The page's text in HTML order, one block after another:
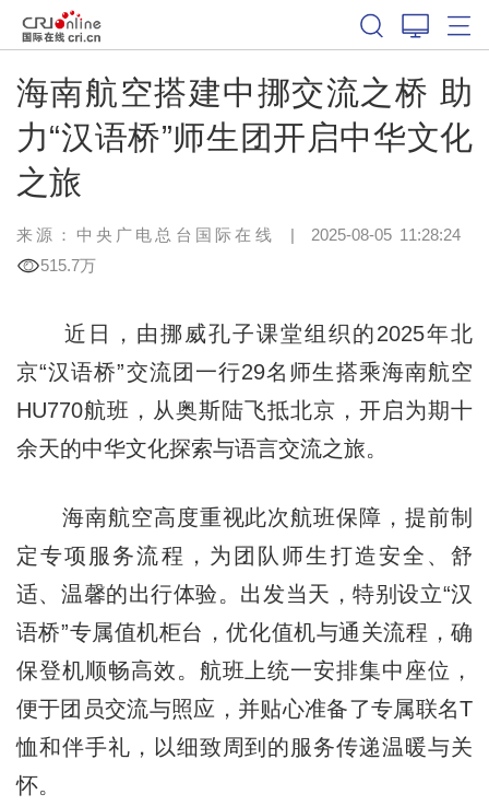
海南航空搭建中挪交流之桥 助
力“汉语桥”师生团开启中华文化
之旅
来源：中央广电总台国际在线 | 2025-08-05 11:28:24
515.7万
近日，由挪威孔子课堂组织的2025年北
京“汉语桥”交流团一行29名师生搭乘海南航空
HU770航班，从奥斯陆飞抵北京，开启为期十
余天的中华文化探索与语言交流之旅。
海南航空高度重视此次航班保障，提前制
定专项服务流程，为团队师生打造安全、舒
适、温馨的出行体验。出发当天，特别设立“汉
语桥”专属值机柜台，优化值机与通关流程，确
保登机顺畅高效。航班上统一安排集中座位，
便于团员交流与照应，并贴心准备了专属联名T
恤和伴手礼，以细致周到的服务传递温暖与关
怀。